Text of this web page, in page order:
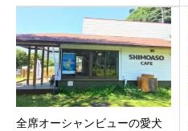
全席オーシャンビューの愛犬